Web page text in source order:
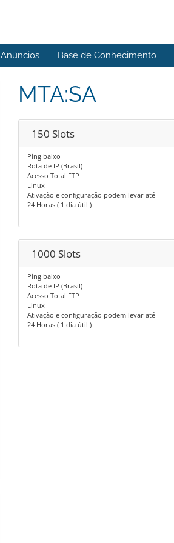
Anúncios Base de Conhecimento
MTA:SA
150 Slots
Ping baixo
Rota de IP (Brasil)
Acesso Total FTP
Linux
Ativação e configuração podem levar até
24 Horas ( 1 dia útil )
1000 Slots
Ping baixo
Rota de IP (Brasil)
Acesso Total FTP
Linux
Ativação e configuração podem levar até
24 Horas ( 1 dia útil )